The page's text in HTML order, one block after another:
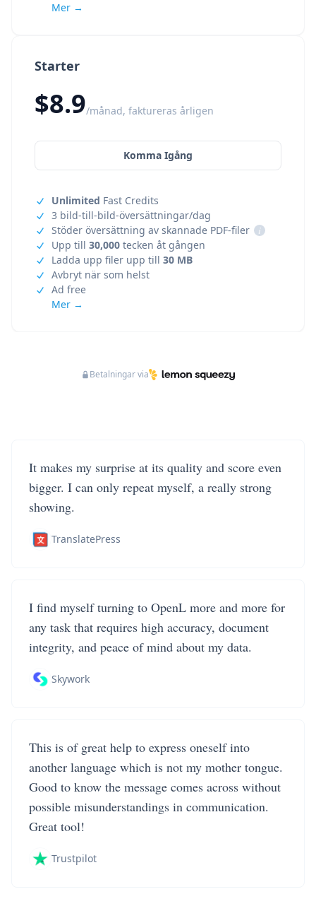
Starter
$8.9/månad, faktureras årligen
Komma Igång
Unlimited Fast Credits
3 bild-till-bild-översättningar/dag
Stöder översättning av skannade PDF-filer
i
Upp till 30,000 tecken åt gången
Ladda upp filer upp till 30 MB
Avbryt när som helst
Ad free
Mer →
Mer →
Betalningar via
It makes my surprise at its quality and score even
bigger. I can only repeat myself, a really strong
showing.
TranslatePress
I find myself turning to OpenL more and more for
any task that requires high accuracy, document
integrity, and peace of mind about my data.
Skywork
This is of great help to express oneself into
another language which is not my mother tongue.
Good to know the message comes across without
possible misunderstandings in communication.
Great tool!
Trustpilot